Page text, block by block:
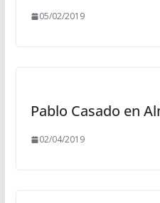
05/02/2019
Pablo Casado en
02/04/2019